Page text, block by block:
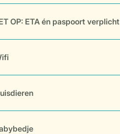
OP: ETA én paspoort verplicht